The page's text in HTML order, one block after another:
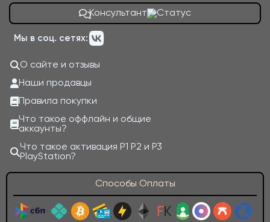
Консультант
Мы в соц. сетях:
О сайте и отзывы
Наши продавцы
Правила покупки
Что такое оффлайн и общие
аккаунты?
Что такое активация P1 P2 и P3
PlayStation?
Способы Оплаты